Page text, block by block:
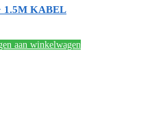
1.5M KABEL
aan winkelwagen